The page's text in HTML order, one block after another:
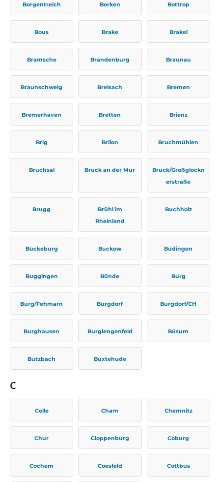
Borgentreich Borken Bottrop
Bous Brake Brakel
Bramsche Brandenburg Braunau
Braunschweig Breisach Bremen
Bremerhaven Bretten Brienz
Brig Brilon Bruchmühlen
Bruchsal Bruck an der Mur
Bruck/Großglockn
erstraße
Brugg
Brühl im
Rheinland
Buchholz
Bückeburg Buckow Büdingen
Buggingen Bünde Burg
Burg/Fehmarn Burgdorf Burgdorf/CH
Burghausen Burglengenfeld Büsum
Butzbach Buxtehude
C
Celle Cham Chemnitz
Chur Cloppenburg Coburg
Cochem Coesfeld Cottbus